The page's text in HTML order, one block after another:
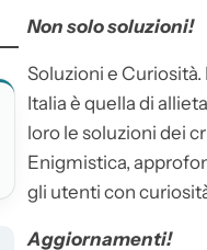
Non solo soluzioni!
Soluzioni e
Italia è quella di
loro le soluzioni dei
Enigmistica,
gli utenti con
Aggiornamenti!